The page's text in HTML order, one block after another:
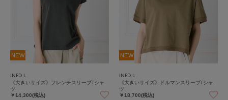
NEW
INED L
《大きいサイズ》フレンチスリーブTシャ
ツ
￥14,300(税込)
NEW
INED L
《大きいサイズ》ドルマンスリーブTシャ
ツ
￥18,700(税込)